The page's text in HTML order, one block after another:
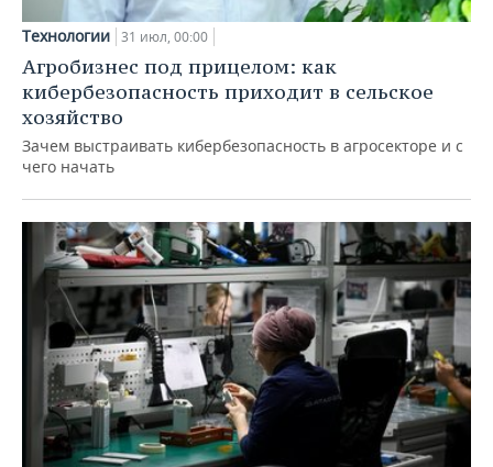
Технологии 31 июл, 00:00
Агробизнес под прицелом: как
кибербезопасность приходит в сельское
хозяйство
Зачем выстраивать кибербезопасность в агросекторе и с
чего начать